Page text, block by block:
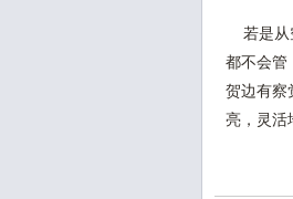
若是从
都不会管
贺边有察
亮，灵活